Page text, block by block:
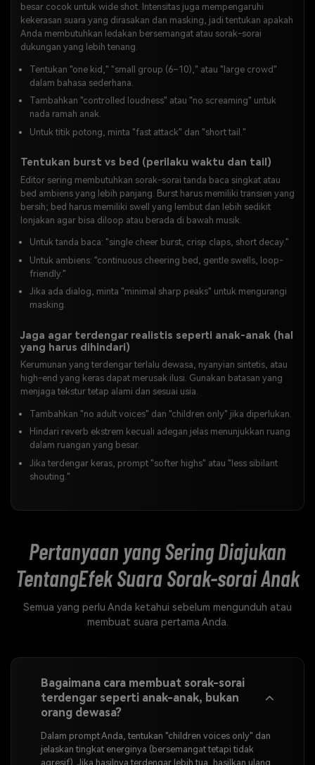
besar cocok untuk wide shot. Intensitas juga mempengaruhi
kekerasan suara yang dirasakan dan masking, jadi tentukan apakah
Anda membutuhkan ledakan bersemangat atau sorak-sorai
dukungan yang lebih tenang.
Tentukan "one kid," "small group (6–10)," atau "large crowd"
dalam bahasa sederhana.
Tambahkan "controlled loudness" atau "no screaming" untuk
nada ramah anak.
Untuk titik potong, minta "fast attack" dan "short tail."
Tentukan burst vs bed (perilaku waktu dan tail)
Editor sering membutuhkan sorak-sorai tanda baca singkat atau
bed ambiens yang lebih panjang. Burst harus memiliki transien yang
bersih; bed harus memiliki swell yang lembut dan lebih sedikit
lonjakan agar bisa diloop atau berada di bawah musik.
Untuk tanda baca: "single cheer burst, crisp claps, short decay."
Untuk ambiens: "continuous cheering bed, gentle swells, loop-
friendly."
Jika ada dialog, minta "minimal sharp peaks" untuk mengurangi
masking.
Jaga agar terdengar realistis seperti anak-anak (hal
yang harus dihindari)
Kerumunan yang terdengar terlalu dewasa, nyanyian sintetis, atau
high-end yang keras dapat merusak ilusi. Gunakan batasan yang
menjaga tekstur tetap alami dan sesuai usia.
Tambahkan "no adult voices" dan "children only" jika diperlukan.
Hindari reverb ekstrem kecuali adegan jelas menunjukkan ruang
dalam ruangan yang besar.
Jika terdengar keras, prompt "softer highs" atau "less sibilant
shouting."
Pertanyaan yang Sering Diajukan
TentangEfek Suara Sorak-sorai Anak
Semua yang perlu Anda ketahui sebelum mengunduh atau
membuat suara pertama Anda.
Bagaimana cara membuat sorak-sorai
terdengar seperti anak-anak, bukan
orang dewasa?
Dalam prompt Anda, tentukan "children voices only" dan
jelaskan tingkat energinya (bersemangat tetapi tidak
agresif). Jika hasilnya terdengar lebih tua, hasilkan ulang